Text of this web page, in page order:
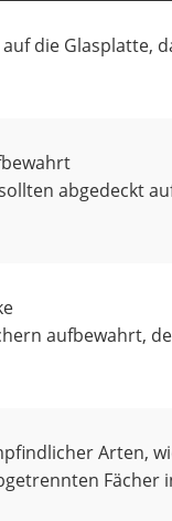
die Glasplatte,
abgedeckt
aufbewahrt,
Arten,
Fächer